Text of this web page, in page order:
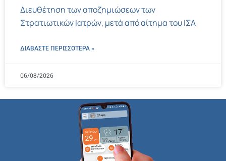
Διευθέτηση των αποζημιώσεων των
Στρατιωτικών Ιατρών, μετά από αίτημα του ΙΣΑ
ΔΙΑΒΑΣΤΕ ΠΕΡΙΣΣΌΤΕΡΑ »
06/08/2026